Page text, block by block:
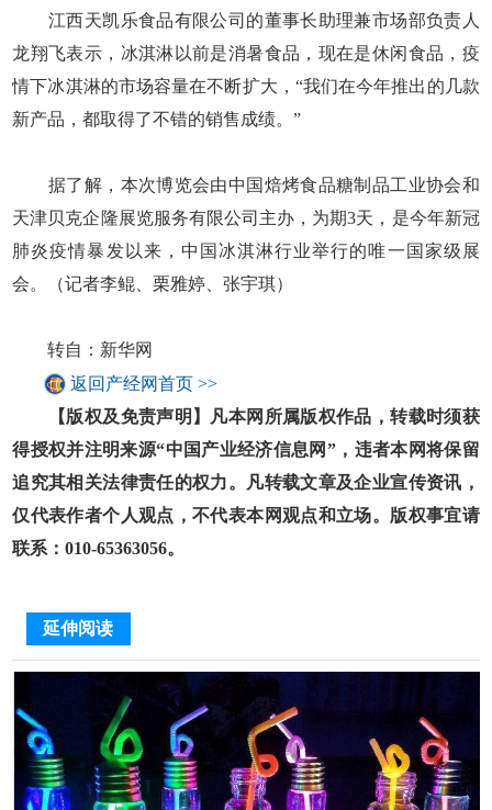
江西天凯乐食品有限公司的董事长助理兼市场部负责人
龙翔飞表示，冰淇淋以前是消暑食品，现在是休闲食品，疫
情下冰淇淋的市场容量在不断扩大，“我们在今年推出的几款
新产品，都取得了不错的销售成绩。”
据了解，本次博览会由中国焙烤食品糖制品工业协会和
天津贝克企隆展览服务有限公司主办，为期3天，是今年新冠
肺炎疫情暴发以来，中国冰淇淋行业举行的唯一国家级展
会。（记者李鲲、栗雅婷、张宇琪）
转自：新华网
返回产经网首页 >>
【版权及免责声明】凡本网所属版权作品，转载时须获
得授权并注明来源“中国产业经济信息网”，违者本网将保留
追究其相关法律责任的权力。凡转载文章及企业宣传资讯，
仅代表作者个人观点，不代表本网观点和立场。版权事宜请
联系：010-65363056。
延伸阅读